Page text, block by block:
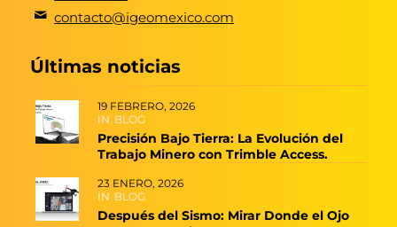
contacto@igeomexico.com
Últimas noticias
19 FEBRERO, 2026
IN BLOG
Precisión Bajo Tierra: La Evolución del
Trabajo Minero con Trimble Access.
23 ENERO, 2026
IN BLOG
Después del Sismo: Mirar Donde el Ojo